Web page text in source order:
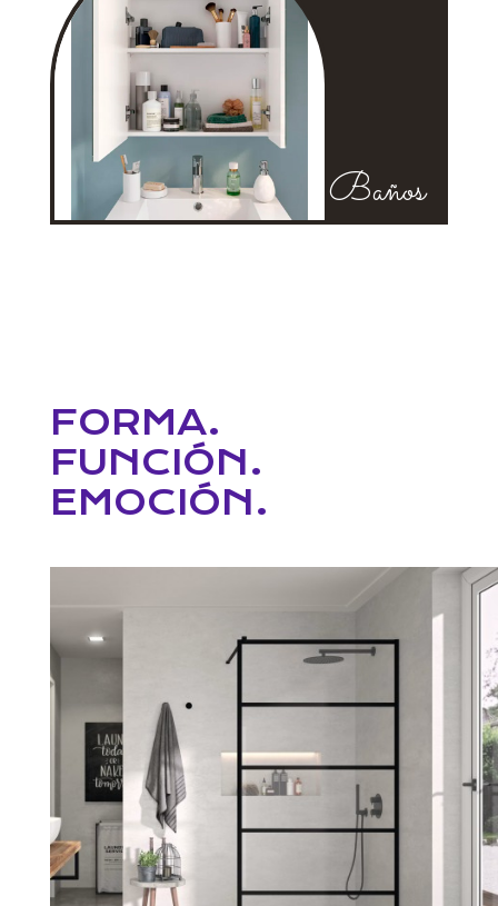
Baños
FORMA.
FUNCIÓN.
EMOCIÓN.